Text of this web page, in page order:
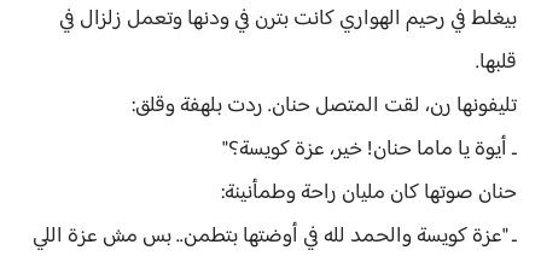
بيغلط في رحيم الهواري كانت بترن في ودنها وتعمل زلزال في
قلبها.
تليفونها رن، لقت المتصل حنان. ردت بلهفة وقلق:
ـ أيوة يا ماما حنان! خير، عزة كويسة؟"
حنان صوتها كان مليان راحة وطمأنينة:
ـ "عزة كويسة والحمد لله في أوضتها بتطمن.. بس مش عزة اللي